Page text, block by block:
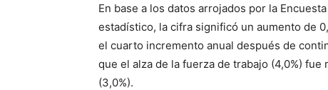
En base a los datos arrojados por la
estadístico, la cifra significó un aumento de
el cuarto incremento anual después de
que el alza de la fuerza de trabajo (4,0%)
(3,0%).